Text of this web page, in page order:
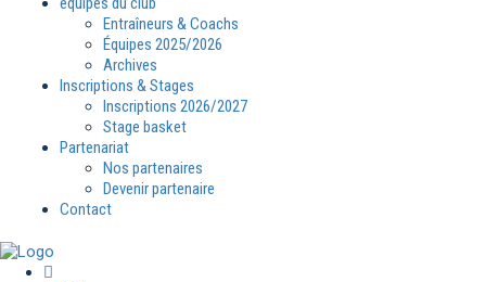
Entraîneurs & Coachs
Équipes 2025/2026
Archives
Inscriptions & Stages
Inscriptions 2026/2027
Stage basket
Partenariat
Nos partenaires
Devenir partenaire
Contact